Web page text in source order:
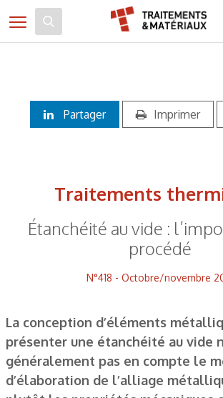
Toggle navigation
Partager Imprimer
Traitements
Étanchéité au vide :
procédé
N°418 - Octobre/novembre
La conception d’éléments
présenter une étanchéité au vide
généralement pas en compte le
d’élaboration de l’alliage
Panneau de gestion des cookies